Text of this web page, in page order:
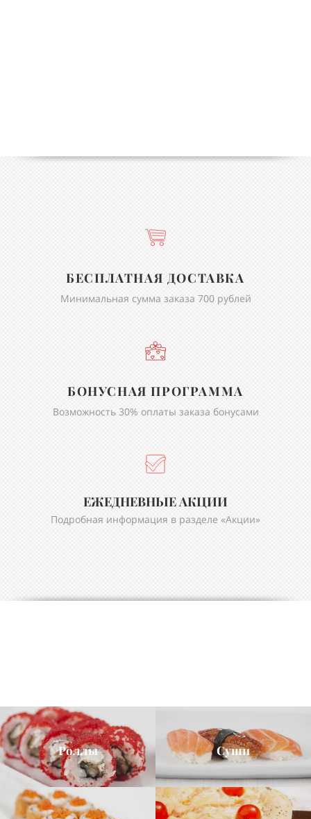
БЕСПЛАТНАЯ ДОСТАВКА
Минимальная сумма заказа 700 рублей
БОНУСНАЯ ПРОГРАММА
Возможность 30% оплаты заказа бонусами
ЕЖЕДНЕВНЬIЕ АКЦИИ
Подробная информация в разделе «Акции»
Роллы Суши